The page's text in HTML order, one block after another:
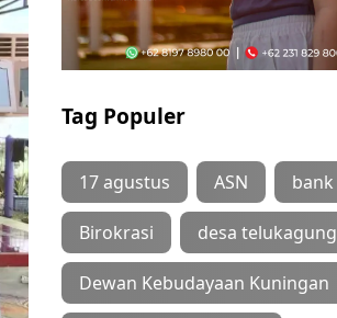
Tag Populer
17 agustus ASN bank
Birokrasi desa telukagung
Dewan Kebudayaan Kuningan